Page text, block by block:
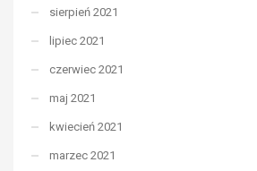
sierpień 2021
lipiec 2021
czerwiec 2021
maj 2021
kwiecień 2021
marzec 2021